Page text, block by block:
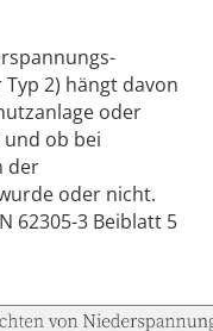
2) hängt davon
oder
ob bei
der
oder nicht.
62305-3 Beiblatt 5